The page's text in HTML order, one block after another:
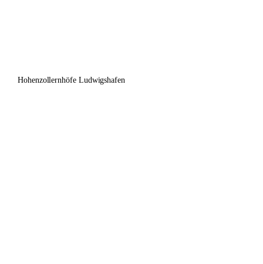
Hohenzollernhöfe Ludwigshafen